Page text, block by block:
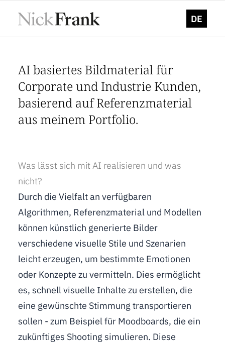
DE
AI basiertes Bildmaterial für
Corporate und Industrie Kunden,
basierend auf Referenzmaterial
aus meinem Portfolio.
Was lässt sich mit AI realisieren und was
nicht?
Durch die Vielfalt an verfügbaren
Algorithmen, Referenzmaterial und Modellen
können künstlich generierte Bilder
verschiedene visuelle Stile und Szenarien
leicht erzeugen, um bestimmte Emotionen
oder Konzepte zu vermitteln. Dies ermöglicht
es, schnell visuelle Inhalte zu erstellen, die
eine gewünschte Stimmung transportieren
sollen - zum Beispiel für Moodboards, die ein
zukünftiges Shooting simulieren. Diese